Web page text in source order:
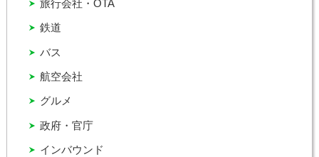
インバウンド
グルメ
バス
政府・官庁
旅行会社・OTA
航空会社
鉄道